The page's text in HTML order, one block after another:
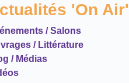
'On Air'
/ Salons
/ Littérature
/ Médias